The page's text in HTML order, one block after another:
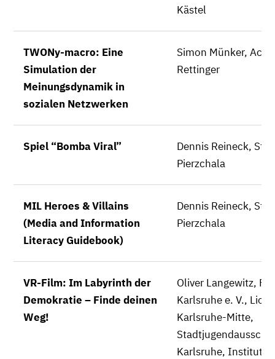
Kästel
TWONy-macro: Eine
Simulation der
Meinungsdynamik in
sozialen Netzwerken
Simon Münker,
Rettinger
Spiel “Bomba Viral”
Dennis Reineck,
Pierzchala
MIL Heroes & Villains
(Media and Information
Literacy Guidebook)
Dennis Reineck,
Pierzchala
VR-Film: Im Labyrinth der
Demokratie – Finde deinen
Weg!
Oliver Langewitz,
Karlsruhe e. V.,
Karlsruhe-Mitte,
Karlsruhe, Institut